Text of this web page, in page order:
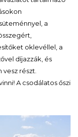
a
oklevéllel, a
díjazzák, és
részt.
A csodálatos őszi